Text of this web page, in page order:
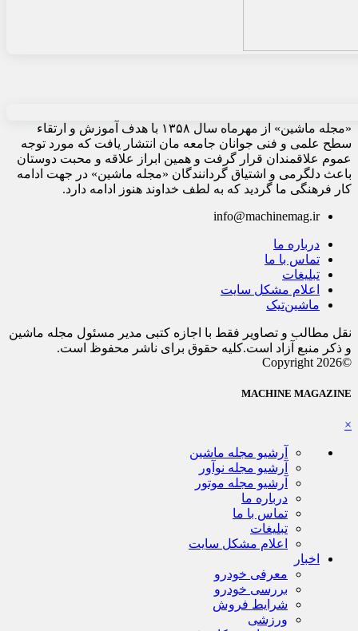
«مجله ماشین» از مهرماه سال ۱۳۵۸ با هدف آموزش و ارتقاء
سطح علمی و فنی جوانان جامعه مان انتشار یافت که مورد توجه
عموم علاقمندان قرار گرفت و همین ابراز علاقه و محبت دوستان
باعث دلگرمی و اشتیاق گردانندگان «مجله ماشین» در جهت ادامه
کار فرهنگی ما گردید که به لطف خداوند هنوز ادامه دارد.
info@machinemag.ir
درباره ما
تماس با ما
تبلیغات
اعلام مشکل سایت
ماشین‌تیک
نقل مطالب و تصاویر فقط با اجازه کتبی مدیر مسئول مجله ماشین
و ذکر منبع آزاد است.کلیه حقوق برای ناشر محفوظ است.
©Copyright 2026
MACHINE MAGAZINE
×
آرشیو مجله ماشین
آرشیو مجله نوآور
آرشیو مجله موتور
درباره ما
تماس با ما
تبلیغات
اعلام مشکل سایت
اخبار
معرفی خودرو
بررسی خودرو
شرایط فروش
ورزشی